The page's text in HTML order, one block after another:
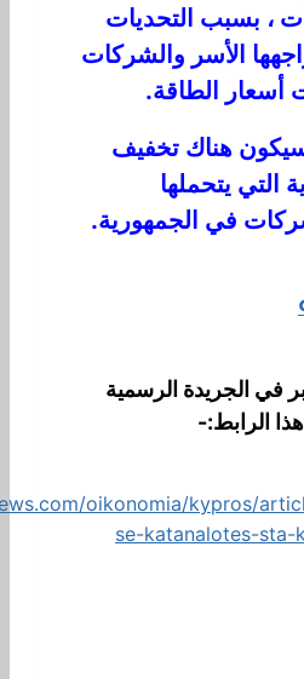
، بسبب التحديات
الأسر والشركات
أسعار الطاقة.
سيكون هناك تخفيف
التي يتحملها
في الجمهورية.
في الجريدة الرسمية
الرابط:-
oikonomia/kypros/
se-katanalotes-